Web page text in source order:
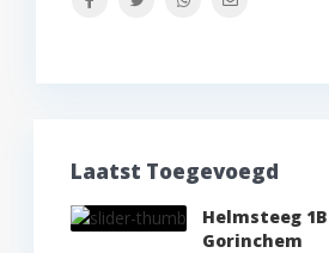
Laatst Toegevoegd
Helmsteeg 1B
Gorinchem